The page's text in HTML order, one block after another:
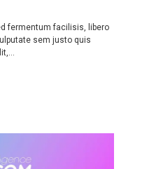
fermentum facilisis, libero
sem justo quis